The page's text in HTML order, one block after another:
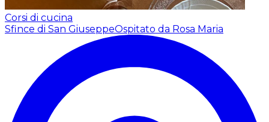
Corsi di cucina
Sfince di San GiuseppeOspitato da Rosa Maria